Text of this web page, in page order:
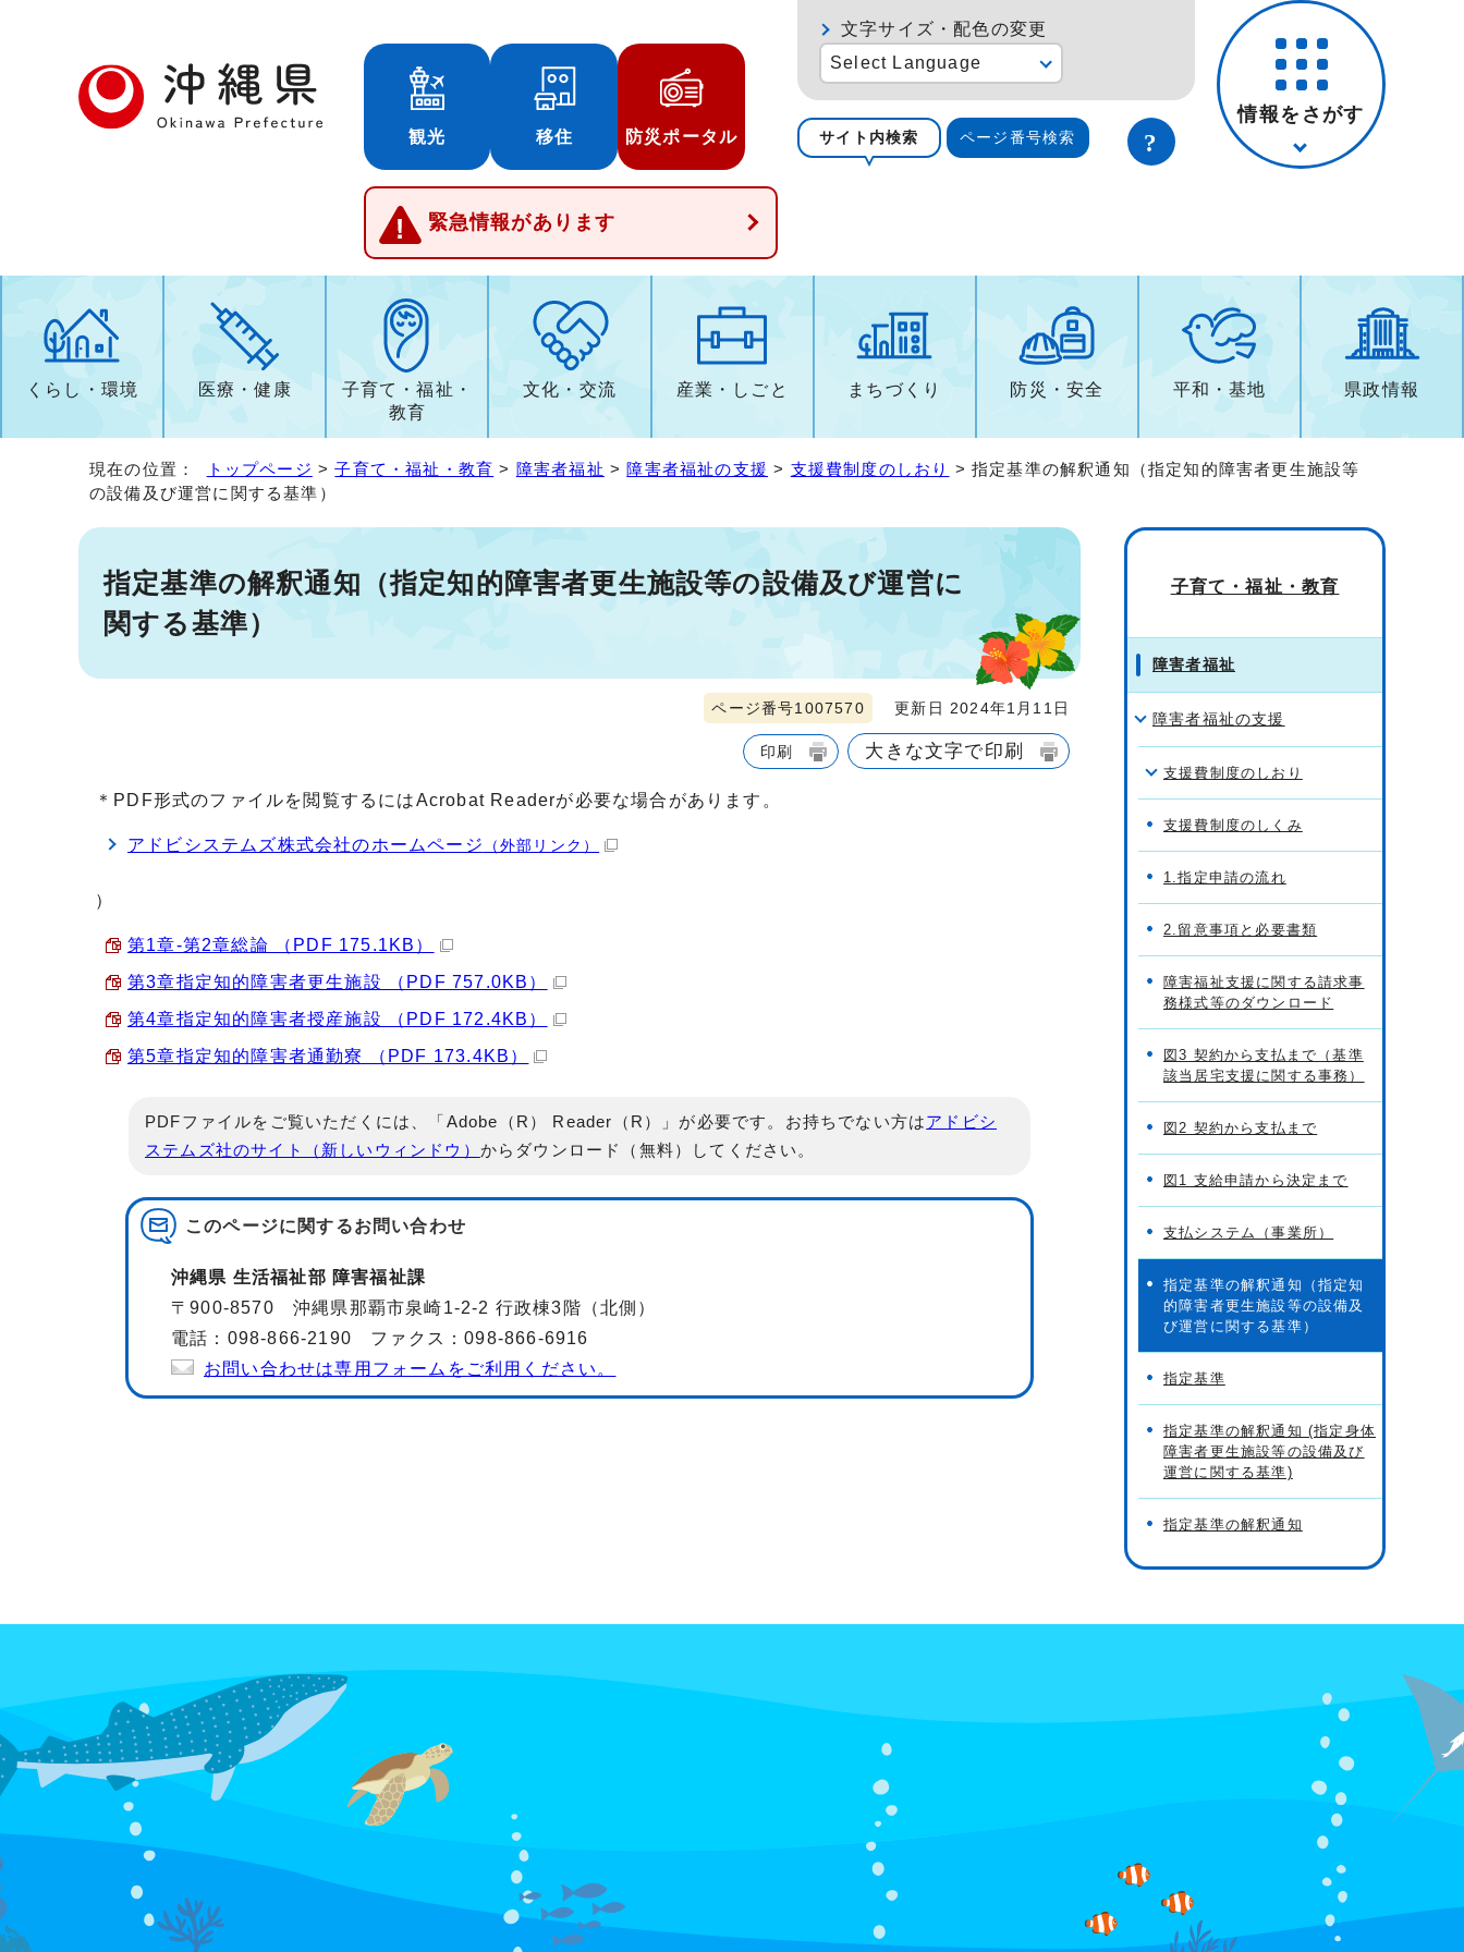
観光 移住 防災ポータル
緊急情報があります
文字サイズ・配色の変更
Select Language
サイト内検索 ページ番号検索
情報をさがす
くらし・環境 医療・健康
子育て・福祉・
教育
文化・交流 産業・しごと まちづくり 防災・安全 平和・基地 県政情報
現在の位置： トップページ >子育て・福祉・教育 > 障害者福祉 >障害者福祉の支援 > 支援費制度のしおり > 指定基準の解釈通知（指定知的障害者更生施設等
の設備及び運営に関する基準）
指定基準の解釈通知（指定知的障害者更生施設等の設備及び運営に
関する基準）
ページ番号1007570 更新日 2024年1月11日
印刷 大きな文字で印刷
＊PDF形式のファイルを閲覧するにはAcrobat Readerが必要な場合があります。
アドビシステムズ株式会社のホームページ （外部リンク）
）
第1章-第2章総論 （PDF 175.1KB）
第3章指定知的障害者更生施設 （PDF 757.0KB）
第4章指定知的障害者授産施設 （PDF 172.4KB）
第5章指定知的障害者通勤寮 （PDF 173.4KB）
PDFファイルをご覧いただくには、「Adobe（R） Reader（R）」が必要です。お持ちでない方はアドビシ
ステムズ社のサイト（新しいウィンドウ） からダウンロード（無料）してください。
このページに関するお問い合わせ
沖縄県 生活福祉部 障害福祉課
〒900-8570 沖縄県那覇市泉崎1-2-2 行政棟3階（北側）
電話：098-866-2190 ファクス：098-866-6916
お問い合わせは専用フォームをご利用ください。
子育て・福祉・教育
障害者福祉
障害者福祉の支援
支援費制度のしおり
支援費制度のしくみ
1.指定申請の流れ
2.留意事項と必要書類
障害福祉支援に関する請求事
務様式等のダウンロード
図3 契約から支払まで（基準
該当居宅支援に関する事務）
図2 契約から支払まで
図1 支給申請から決定まで
支払システム（事業所）
指定基準の解釈通知（指定知
的障害者更生施設等の設備及
び運営に関する基準）
指定基準
指定基準の解釈通知 (指定身体
障害者更生施設等の設備及び
運営に関する基準)
指定基準の解釈通知